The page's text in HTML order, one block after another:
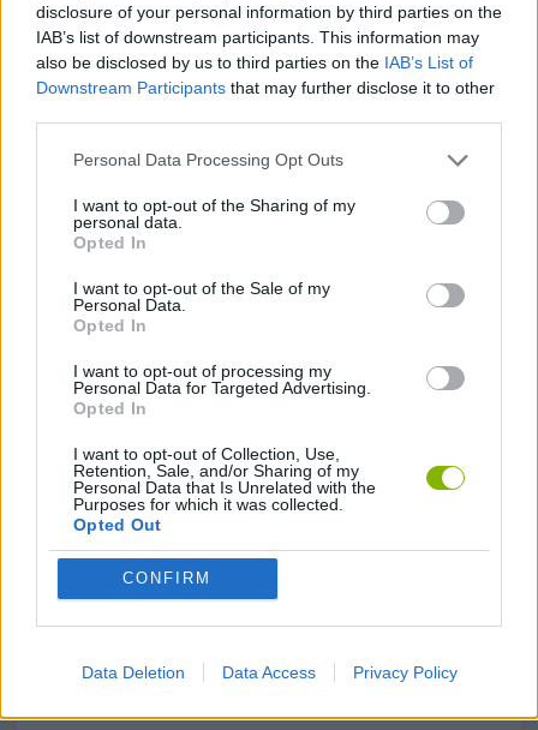
disclosure of your personal information by third parties on the
IAB’s list of downstream participants. This information may
also be disclosed by us to third parties on the IAB’s List of
Downstream Participants that may further disclose it to other
Personal Data Processing Opt Outs
I want to opt-out of the Sharing of my
personal data.
Opted In
I want to opt-out of the Sale of my
Personal Data.
Opted In
I want to opt-out of processing my
Personal Data for Targeted Advertising.
Opted In
I want to opt-out of Collection, Use,
Retention, Sale, and/or Sharing of my
Personal Data that Is Unrelated with the
Purposes for which it was collected.
Opted Out
CONFIRM
Data Deletion Data Access Privacy Policy
Viaja através de um túnel infinito, permitindo-te jogar sem
interrupções enquanto bates a tua própria pontuação
mais alta.
O segredo para sobreviver em Tunnel Road é, antes de mais,
manter a calma. Reflexos mais controlados e movimentos
distraias com as mudanças de cor e mantém-te concentrado!
JOGOS DE HABILIDADE
COLEÇÕES DE JOGOS
JOGOS DE 2 JOGADORES
JOGOS EM 3D
JOGOS DE CORRER